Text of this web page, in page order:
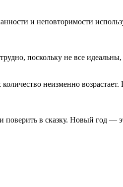
и неповторимости
поскольку не все
неизменно возрастает.
поверить в сказку. Новый год —